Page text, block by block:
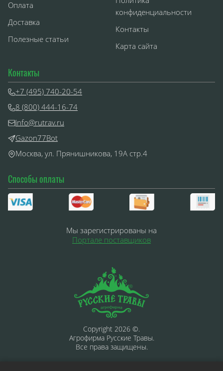
Copyright 2026 ©.
Агрофирма Русские Травы.
Все права защищены.
Оплата
Доставка
Полезные статьи
конфиденциальности
Контакты
Карта сайта
Способы оплаты
Мы зарегистрированы на
Портале поставщиков
Контакты
+7 (495) 740-20-54
8 (800) 444-16-74
info@rutrav.ru
Gazon77Bot
Москва, ул. Прянишникова, 19А стр.4